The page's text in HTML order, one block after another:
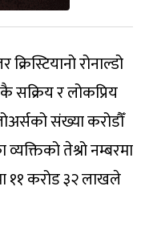
रोनाल्डो
सक्रिय र लोकप्रिय
संख्या करोडौँ
तेश्रो नम्बरमा
११ करोड ३२ लाखले